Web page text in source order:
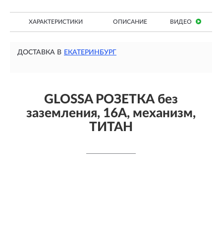
ХАРАКТЕРИСТИКИ ОПИСАНИЕ ВИДЕО
ДОСТАВКА В ЕКАТЕРИНБУРГ
GLOSSA РОЗЕТКА без
заземления, 16А, механизм,
ТИТАН